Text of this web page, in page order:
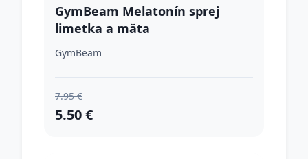
GymBeam Melatonín sprej
limetka a mäta
GymBeam
7.95 €
5.50 €